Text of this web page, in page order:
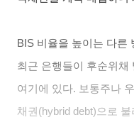
BIS 비율을 높이는 다른
최근 은행들이 후순위채
여기에 있다. 보통주나
채권(hybrid debt)으로